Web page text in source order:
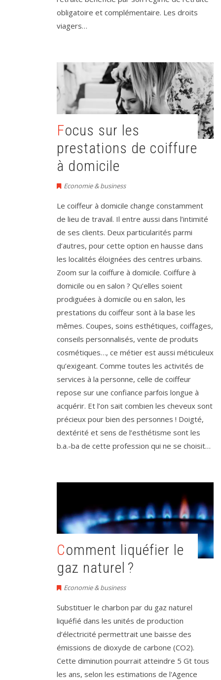
obligatoire et complémentaire. Les droits
viagers…
Focus sur les
prestations de coiffure
à domicile
Economie & business
Le coiffeur à domicile change constamment
de lieu de travail. Il entre aussi dans l’intimité
de ses clients. Deux particularités parmi
d’autres, pour cette option en hausse dans
les localités éloignées des centres urbains.
Zoom sur la coiffure à domicile. Coiffure à
domicile ou en salon ? Qu’elles soient
prodiguées à domicile ou en salon, les
prestations du coiffeur sont à la base les
mêmes. Coupes, soins esthétiques, coiffages,
conseils personnalisés, vente de produits
cosmétiques…, ce métier est aussi méticuleux
qu’exigeant. Comme toutes les activités de
services à la personne, celle de coiffeur
repose sur une confiance parfois longue à
acquérir. Et l’on sait combien les cheveux sont
précieux pour bien des personnes ! Doigté,
dextérité et sens de l’esthétisme sont les
b.a.-ba de cette profession qui ne se choisit…
Comment liquéfier le
gaz naturel ?
Economie & business
Substituer le charbon par du gaz naturel
liquéfié dans les unités de production
d’électricité permettrait une baisse des
émissions de dioxyde de carbone (CO2).
Cette diminution pourrait atteindre 5 Gt tous
les ans, selon les estimations de l'Agence